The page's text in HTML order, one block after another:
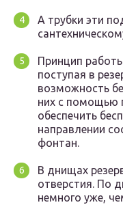
А трубки эти
Принцип
поступая в
возможность
них с помощью
обеспечить
направлении
фонтан.
В днищах
отверстия. По
немного уже,